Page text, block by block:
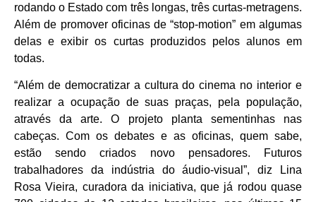
rodando o Estado com três longas, três curtas-metragens.
Além de promover oficinas de “stop-motion” em algumas
delas e exibir os curtas produzidos pelos alunos em
todas.
“Além de democratizar a cultura do cinema no interior e
realizar a ocupação de suas praças, pela população,
através da arte. O projeto planta sementinhas nas
cabeças. Com os debates e as oficinas, quem sabe,
estão sendo criados novo pensadores. Futuros
trabalhadores da indústria do áudio-visual”, diz Lina
Rosa Vieira, curadora da iniciativa, que já rodou quase